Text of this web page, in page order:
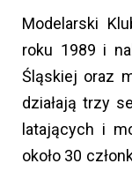
Modelarski
roku 1989 i
Śląskiej oraz
działają trzy
latających i
około 30